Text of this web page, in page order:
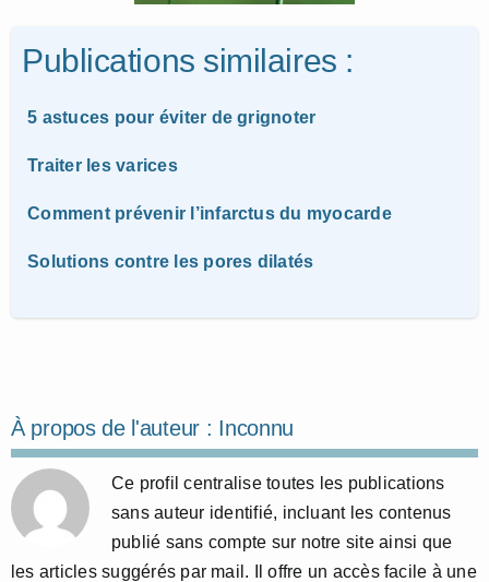
Publications similaires :
5 astuces pour éviter de grignoter
Traiter les varices
Comment prévenir l’infarctus du myocarde
Solutions contre les pores dilatés
À propos de l'auteur : Inconnu
Ce profil centralise toutes les publications
sans auteur identifié, incluant les contenus
publié sans compte sur notre site ainsi que
les articles suggérés par mail. Il offre un accès facile à une